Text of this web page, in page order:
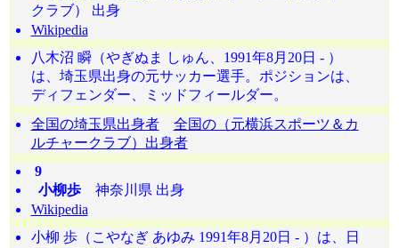
クラブ） 出身
Wikipedia
八木沼 瞬（やぎぬま しゅん、1991年8月20日 - ）
は、埼玉県出身の元サッカー選手。ポジションは、
ディフェンダー、ミッドフィールダー。
全国の埼玉県出身者
全国の（元横浜スポーツ＆カ
ルチャークラブ）出身者
9
小柳歩神奈川県 出身
Wikipedia
小柳 歩（こやなぎ あゆみ 1991年8月20日 - ）は、日